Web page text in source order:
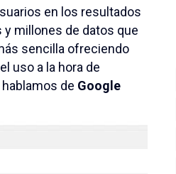
en los resultados
millones de datos que
sencilla ofreciendo
uso a la hora de
de Google